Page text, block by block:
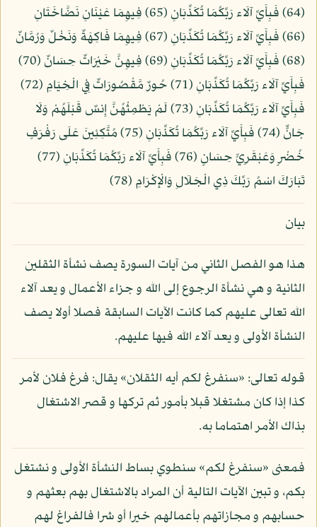
(64) فَبِأَيِّ آلَاء رَبِّكُمَا تُكَذِّبَانِ (65) فِيهِمَا عَيْنَانِ نَضَّاخَتَانِ
(66) فَبِأَيِّ آلَاء رَبِّكُمَا تُكَذِّبَانِ (67) فِيهِمَا فَاكِهَةٌ وَنَخْلٌ وَرُمَّانٌ
(68) فَبِأَيِّ آلَاء رَبِّكُمَا تُكَذِّبَانِ (69) فِيهِنَّ خَيْرَاتٌ حِسَانٌ (70)
فَبِأَيِّ آلَاء رَبِّكُمَا تُكَذِّبَانِ (71) حُورٌ مَّقْصُورَاتٌ فِي الْخِيَامِ (72)
فَبِأَيِّ آلَاء رَبِّكُمَا تُكَذِّبَانِ (73) لَمْ يَطْمِثْهُنَّ إِنسٌ قَبْلَهُمْ وَلَا
جَانٌّ (74) فَبِأَيِّ آلَاء رَبِّكُمَا تُكَذِّبَانِ (75) مُتَّكِئِينَ عَلَى رَفْرَفٍ
خُضْرٍ وَعَبْقَرِيٍّ حِسَانٍ (76) فَبِأَيِّ آلَاء رَبِّكُمَا تُكَذِّبَانِ (77)
تَبَارَكَ اسْمُ رَبِّكَ ذِي الْجَلَالِ وَالْإِكْرَامِ (78)
بيان
هذا هو الفصل الثاني من آيات السورة يصف نشأة الثقلين
الثانية و هي نشأة الرجوع إلى الله و جزاء الأعمال و يعد آلاء
الله تعالى عليهم كما كانت الآيات السابقة فصلا أولا يصف
النشأة الأولى و يعد آلاء الله فيها عليهم.
قوله تعالى: «سنفرغ لكم أيه الثقلان» يقال: فرغ فلان لأمر
كذا إذا كان مشتغلا قبلا بأمور ثم تركها و قصر الاشتغال
بذاك الأمر اهتماما به.
فمعنى «سنفرغ لكم» سنطوي بساط النشأة الأولى و نشتغل
بكم، و تبين الآيات التالية أن المراد بالاشتغال بهم بعثهم و
حسابهم و مجازاتهم بأعمالهم خيرا أو شرا فالفراغ لهم